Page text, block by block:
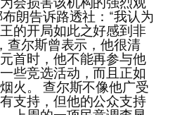
朗告诉路透社：“我认为
的开局如此之好感到非
查尔斯曾表示，他很清
首时，他不能再参与他
些竞选活动，而且正如
火。 查尔斯不像他广受
支持，但他的公众支持